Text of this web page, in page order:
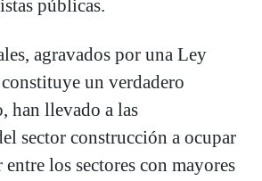
públicas.
agravados por una Ley
un verdadero
han llevado a las
sector construcción a ocupar
los sectores con mayores